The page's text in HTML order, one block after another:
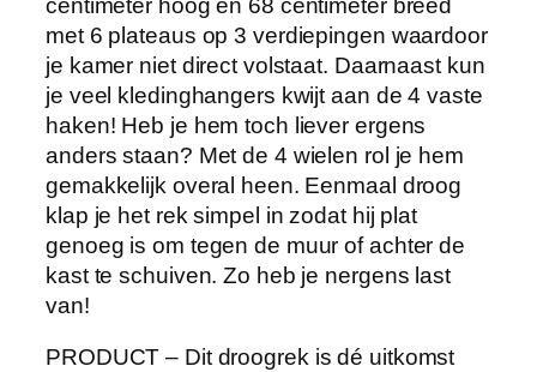
r
d
i
e
p
i
n
g
e
n
R
centimeter hoog en 68 centimeter breed
met 6 plateaus op 3 verdiepingen waardoor
je kamer niet direct volstaat. Daarnaast kun
je veel kledinghangers kwijt aan de 4 vaste
haken! Heb je hem toch liever ergens
anders staan? Met de 4 wielen rol je hem
gemakkelijk overal heen. Eenmaal droog
klap je het rek simpel in zodat hij plat
genoeg is om tegen de muur of achter de
kast te schuiven. Zo heb je nergens last
van!
PRODUCT – Dit droogrek is dé uitkomst